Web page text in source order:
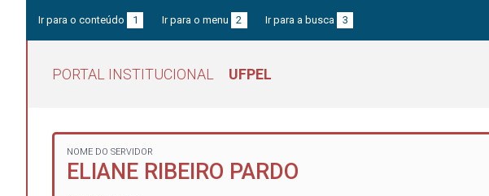
Ir para o conteúdo 1 Ir para o menu 2 Ir para a busca 3
PORTAL INSTITUCIONAL UFPEL
NOME DO SERVIDOR
ELIANE RIBEIRO PARDO